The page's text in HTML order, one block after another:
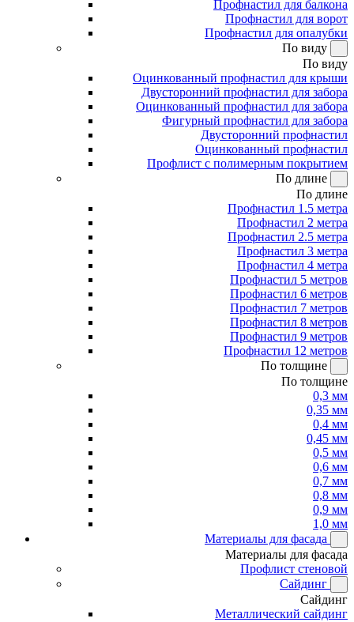
Профнастил для балкона
Профнастил для ворот
Профнастил для опалубки
По виду
По виду
Оцинкованный профнастил для крыши
Двусторонний профнастил для забора
Оцинкованный профнастил для забора
Фигурный профнастил для забора
Двусторонний профнастил
Оцинкованный профнастил
Профлист с полимерным покрытием
По длине
По длине
Профнастил 1.5 метра
Профнастил 2 метра
Профнастил 2.5 метра
Профнастил 3 метра
Профнастил 4 метра
Профнастил 5 метров
Профнастил 6 метров
Профнастил 7 метров
Профнастил 8 метров
Профнастил 9 метров
Профнастил 12 метров
По толщине
По толщине
0,3 мм
0,35 мм
0,4 мм
0,45 мм
0,5 мм
0,6 мм
0,7 мм
0,8 мм
0,9 мм
1,0 мм
Материалы для фасада
Материалы для фасада
Профлист стеновой
Сайдинг
Сайдинг
Металлический сайдинг